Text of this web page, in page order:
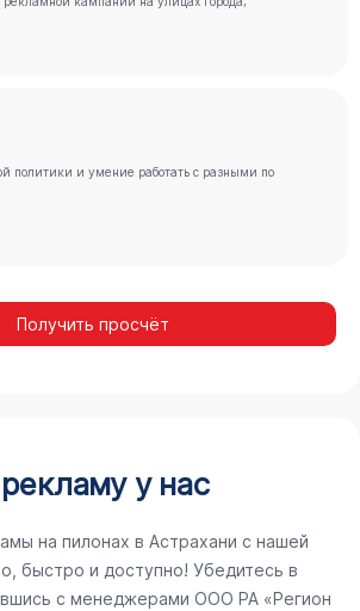
политики и умение работать с разными по
Получить просчёт
у нас
на пилонах в Астрахани с нашей
быстро и доступно! Убедитесь в
с менеджерами ООО РА «Регион